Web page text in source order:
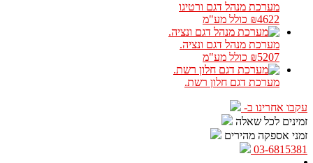
מערכת מנהל דגם ורטיגו
₪4622 כולל מע"מ
מערכת מנהל דגם ונציה.
₪5207 כולל מע"מ
מערכת דגם חלון רשת.
עקבו אחרינו ב-
זמינים לכל שאלה
זמני אספקה מהירים
03-6815381